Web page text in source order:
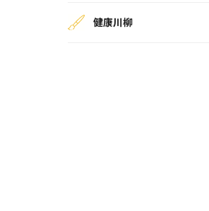
健康川柳